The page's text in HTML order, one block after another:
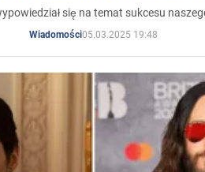
się na temat sukcesu
Wiadomości05.03.2025 19:48